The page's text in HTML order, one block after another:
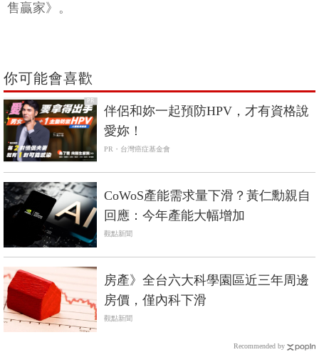
售贏家》。
你可能會喜歡
PR
伴侶和妳一起預防HPV，才有資格說
愛妳！
PR・台灣癌症基金會
CoWoS產能需求量下滑？黃仁勳親自
回應：今年產能大幅增加
觀點新聞
房產》全台六大科學園區近三年周邊
房價，僅內科下滑
觀點新聞
Recommended by